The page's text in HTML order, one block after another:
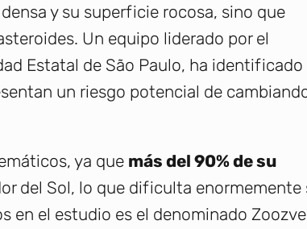
y su superficie rocosa, sino que
Un equipo liderado por el
Estatal de São Paulo, ha identificado
un riesgo potencial de
ya que más del 90% de su
del Sol, lo que dificulta enormemente
en el estudio es el denominado